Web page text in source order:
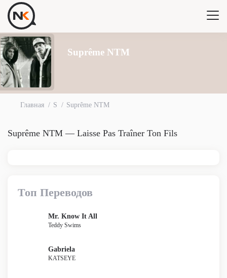
Suprême NTM
Главная S Suprême NTM
Suprême NTM — Laisse Pas Traîner Ton Fils
Топ Переводов
Mr. Know It All
Teddy Swims
Gabriela
KATSEYE